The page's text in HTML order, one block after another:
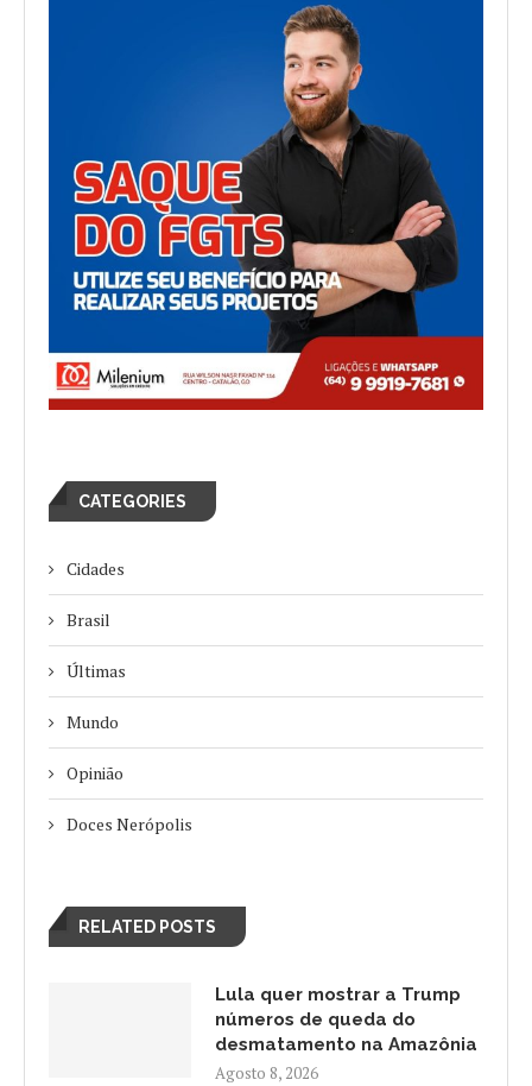
CATEGORIES
Cidades
Brasil
Últimas
Mundo
Opinião
Doces Nerópolis
RELATED POSTS
Lula quer mostrar a Trump
números de queda do
desmatamento na Amazônia
Agosto 8, 2026